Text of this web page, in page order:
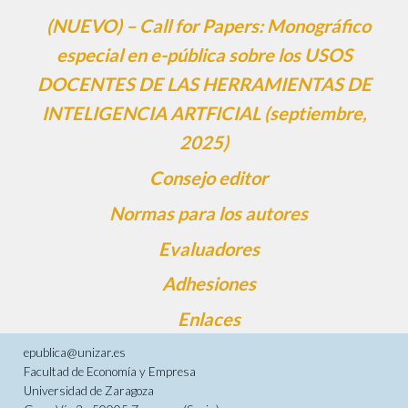
(NUEVO) – Call for Papers: Monográfico
especial en e-pública sobre los USOS
DOCENTES DE LAS HERRAMIENTAS DE
INTELIGENCIA ARTFICIAL (septiembre,
2025)
Consejo editor
Normas para los autores
Evaluadores
Adhesiones
Enlaces
epublica@unizar.es
Facultad de Economía y Empresa
Universidad de Zaragoza